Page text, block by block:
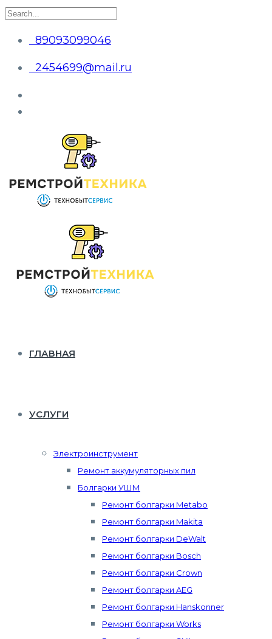
89093099046
2454699@mail.ru
ГЛАВНАЯ
УСЛУГИ
Электроинструмент
Ремонт аккумуляторных пил
Болгарки УШМ
Ремонт болгарки Metabo
Ремонт болгарки Makita
Ремонт болгарки DeWalt
Ремонт болгарки Bosch
Ремонт болгарки Crown
Ремонт болгарки AEG
Ремонт болгарки Hanskonner
Ремонт болгарки Works